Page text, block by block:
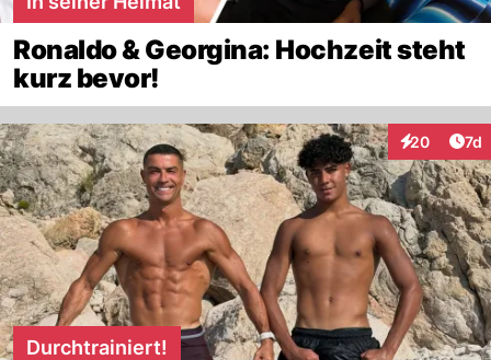
Ronaldo & Georgina: Hochzeit steht
kurz bevor!
20
Interaktionen
7d
Durchtrainiert!